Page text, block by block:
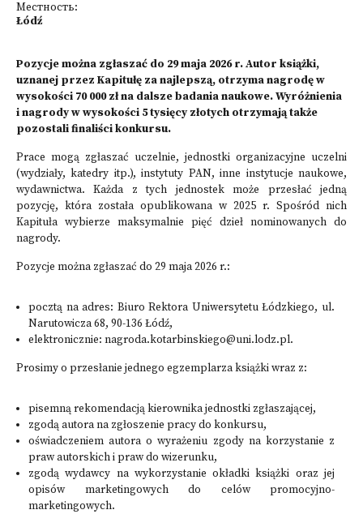
Местность:
Łódź
Pozycje można zgłaszać do 29 maja 2026 r. Autor książki,
uznanej przez Kapitułę za najlepszą, otrzyma nagrodę w
wysokości 70 000 zł na dalsze badania naukowe. Wyróżnienia
i nagrody w wysokości 5 tysięcy złotych otrzymają także
pozostali finaliści konkursu.
Prace mogą zgłaszać uczelnie, jednostki organizacyjne uczelni
(wydziały, katedry itp.), instytuty PAN, inne instytucje naukowe,
wydawnictwa. Każda z tych jednostek może przesłać jedną
pozycję, która została opublikowana w 2025 r. Spośród nich
Kapituła wybierze maksymalnie pięć dzieł nominowanych do
nagrody.
Pozycje można zgłaszać do 29 maja 2026 r.:
pocztą na adres: Biuro Rektora Uniwersytetu Łódzkiego, ul.
Narutowicza 68, 90-136 Łódź,
elektronicznie: nagroda.kotarbinskiego@uni.lodz.pl.
Prosimy o przesłanie jednego egzemplarza książki wraz z:
pisemną rekomendacją kierownika jednostki zgłaszającej,
zgodą autora na zgłoszenie pracy do konkursu,
oświadczeniem autora o wyrażeniu zgody na korzystanie z
praw autorskich i praw do wizerunku,
zgodą wydawcy na wykorzystanie okładki książki oraz jej
opisów marketingowych do celów promocyjno-
marketingowych.